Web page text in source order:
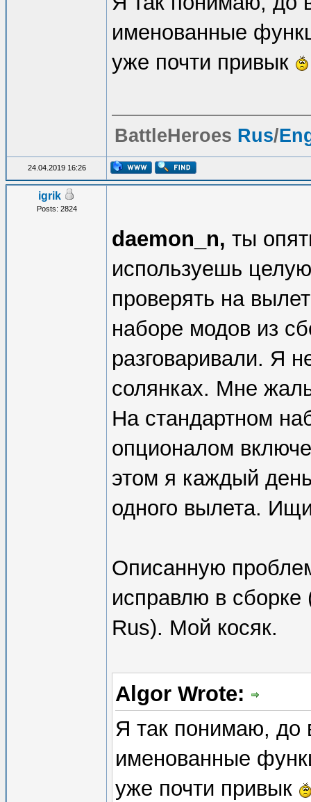
именованные
уже почти привык
BattleHeroes Rus/
24.04.2019 16:26
igrik
Posts: 2824
daemon_n, ты
используешь
проверять на
наборе модов из
разговаривали. Я
солянках. Мне
На стандартном
опционалом
этом я каждый
одного вылета.
Описанную
исправлю в
Rus). Мой косяк.
Algor Wrote:
Я так понимаю, до
именованные
уже почти привык